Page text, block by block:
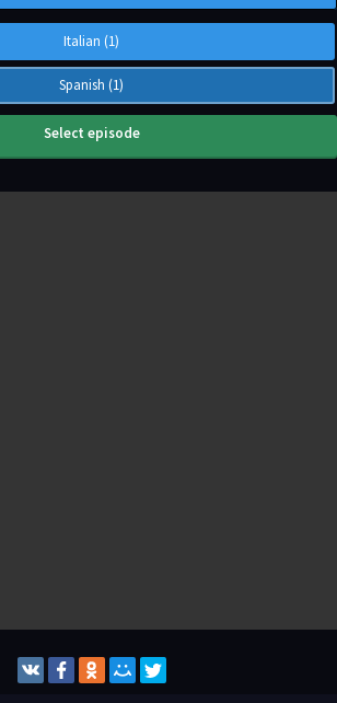
Italian (1)
Spanish (1)
Select episode